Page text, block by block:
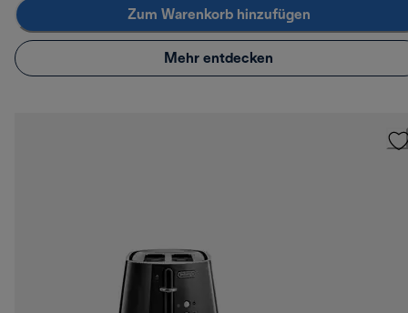
Zum Warenkorb hinzufügen
Mehr entdecken